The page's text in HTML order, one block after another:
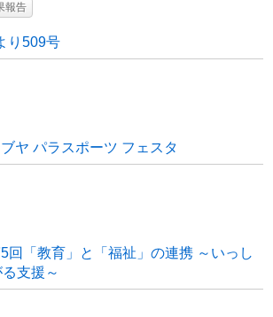
報告
り509号
ブヤ パラスポーツ フェスタ
5回「教育」と「福祉」の連携 ～いっし
支援～